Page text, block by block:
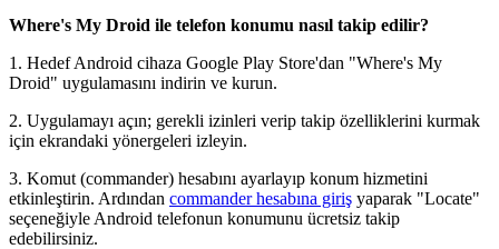
Where's My Droid ile telefon konumu nasıl takip edilir?
1. Hedef Android cihaza Google Play Store'dan "Where's My
Droid" uygulamasını indirin ve kurun.
2. Uygulamayı açın; gerekli izinleri verip takip özelliklerini kurmak
için ekrandaki yönergeleri izleyin.
3. Komut (commander) hesabını ayarlayıp konum hizmetini
etkinleştirin. Ardından commander hesabına giriş yaparak "Locate"
seçeneğiyle Android telefonun konumunu ücretsiz takip
edebilirsiniz.